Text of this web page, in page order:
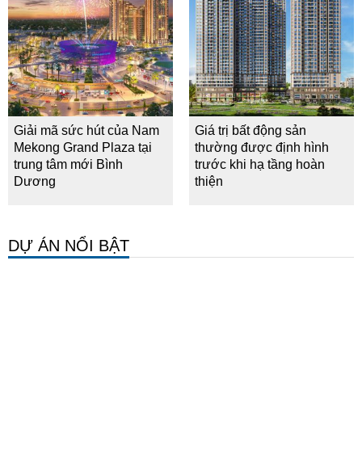
Giải mã sức hút của Nam
Mekong Grand Plaza tại
trung tâm mới Bình
Dương
Giá trị bất động sản
thường được định hình
trước khi hạ tầng hoàn
thiện
DỰ ÁN NỔI BẬT